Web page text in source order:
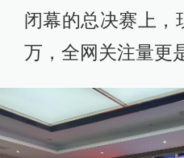
闭幕的总决赛上，
万，全网关注量更